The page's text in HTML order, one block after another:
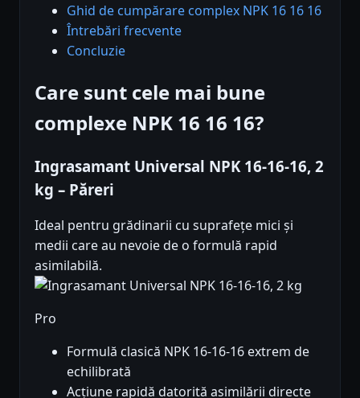
Ghid de cumpărare complex NPK 16 16 16
Întrebări frecvente
Concluzie
Care sunt cele mai bune
complexe NPK 16 16 16?
Ingrasamant Universal NPK 16-16-16, 2
kg – Păreri
Ideal pentru grădinarii cu suprafețe mici și
medii care au nevoie de o formulă rapid
asimilabilă.
Pro
Formulă clasică NPK 16-16-16 extrem de
echilibrată
Acțiune rapidă datorită asimilării directe